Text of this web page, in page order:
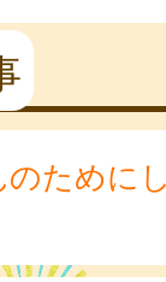
ために